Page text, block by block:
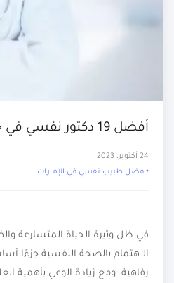
أفضل 19 دكتور نفسي في جميرا
24 أكتوبر، 2023
افضل طبيب نفسي في الإمارات
في ظل وتيرة الحياة المتسارعة
الاهتمام بالصحة النفسية جزءًا
رفاهية. ومع زيادة الوعي بأهمية